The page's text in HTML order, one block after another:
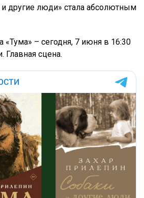
другие люди» стала абсолютным
«Тума» – сегодня, 7 июня в 16:30
Главная сцена.